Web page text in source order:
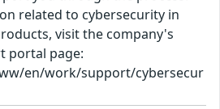
related to cybersecurity in
visit the company's
portal page:
en/work/support/cybersecur